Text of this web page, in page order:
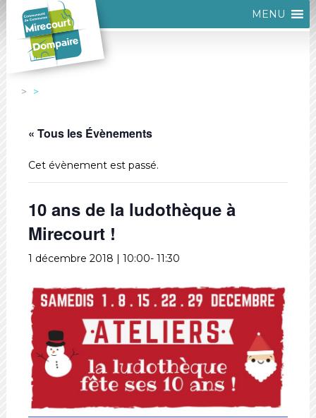
MENU
« Tous les Évènements
Cet évènement est passé.
10 ans de la ludothèque à
Mirecourt !
1 décembre 2018 | 10:00- 11:30